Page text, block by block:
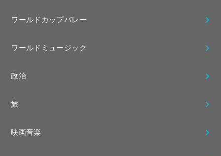
ワールドカップバレー
ワールドミュージック
政治
旅
映画音楽